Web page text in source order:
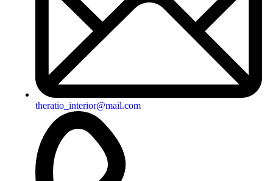
theratio_interior@mail.com